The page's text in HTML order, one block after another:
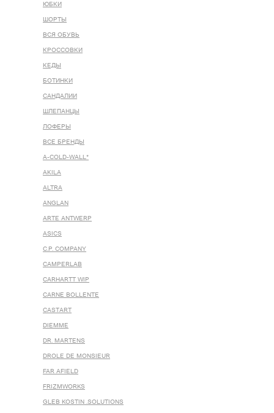
ЮБКИ
ШОРТЫ
ВСЯ ОБУВЬ
КРОССОВКИ
КЕДЫ
БОТИНКИ
САНДАЛИИ
ШЛЕПАНЦЫ
ЛОФЕРЫ
ВСЕ БРЕНДЫ
A-COLD-WALL*
AKILA
ALTRA
ANGLAN
ARTE ANTWERP
ASICS
C.P. COMPANY
CAMPERLAB
CARHARTT WIP
CARNE BOLLENTE
CASTART
DIEMME
DR. MARTENS
DROLE DE MONSIEUR
FAR AFIELD
FRIZMWORKS
GLEB KOSTIN .SOLUTIONS